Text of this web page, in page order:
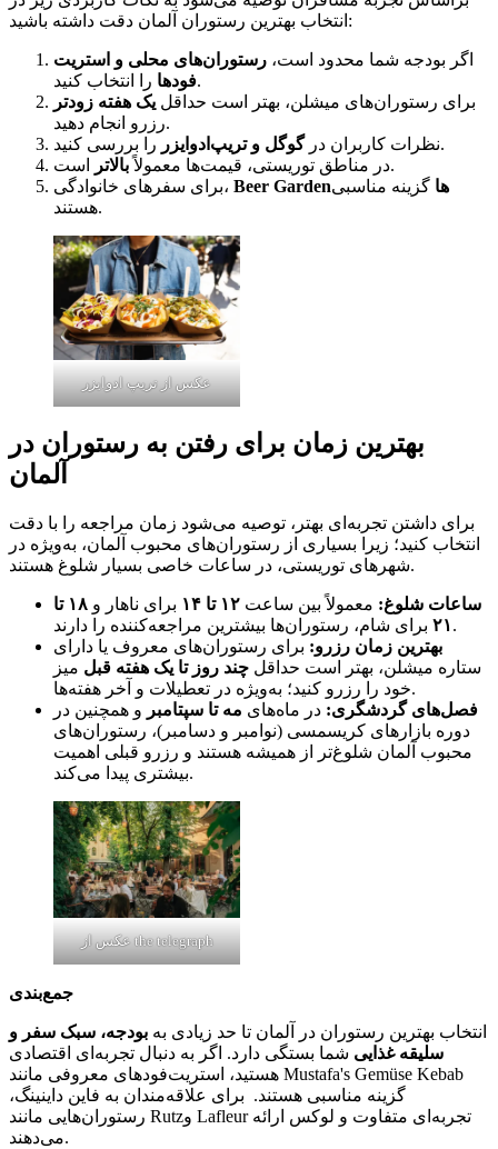
انتخاب بهترین رستوران آلمان دقت داشته باشید:
اگر بودجه شما محدود است، رستوران‌های محلی و استریت
فودهارا انتخاب کنید.
برای رستوران‌های میشلن، بهتر است حداقل یک هفته زودتر
رزرو انجام دهید.
نظرات کاربران درگوگل و تریپ‌ادوایزر
را بررسی کنید.
در مناطق توریستی، قیمت‌ها معمولاًبالاتر
است.
برای سفرهای خانوادگی،
Beer Gardenها گزینه مناسبی
هستند.
عکس از تریپ ادوایزر
بهترین زمان برای رفتن به رستوران در
آلمان
برای داشتن تجربه‌ای بهتر، توصیه می‌شود زمان مراجعه را با دقت
انتخاب کنید؛ زیرا بسیاری از رستوران‌های محبوب آلمان، به‌ویژه در
شهرهای توریستی، در ساعات خاصی بسیار شلوغ هستند.
ساعات شلوغ: معمولاً بین ساعت ۱۲ تا ۱۴ برای ناهار و ۱۸ تا
۲۱برای شام، رستوران‌ها بیشترین مراجعه‌کننده را دارند.
بهترین زمان رزرو: برای رستوران‌های معروف یا دارای
ستاره میشلن، بهتر است حداقل چند روز تا یک هفته قبل میز
خود را رزرو کنید؛ به‌ویژه در تعطیلات و آخر هفته‌ها.
فصل‌های گردشگری: در ماه‌های مه تا سپتامبر و همچنین در
دوره بازارهای کریسمسی (نوامبر و دسامبر)، رستوران‌های
محبوب آلمان شلوغ‌تر از همیشه هستند و رزرو قبلی اهمیت
بیشتری پیدا می‌کند.
عکس از the telegraph
جمع‌بندی
انتخاب بهترین رستوران در آلمان تا حد زیادی به بودجه، سبک سفر و
سلیقه غذایی شما بستگی دارد. اگر به دنبال تجربه‌ای اقتصادی
هستید، استریت‌فودهای معروفی مانند Mustafa's Gemüse Kebab
گزینه مناسبی هستند. برای علاقه‌مندان به فاین داینینگ،
رستوران‌هایی مانند Rutzو Lafleur تجربه‌ای متفاوت و لوکس ارائه
می‌دهند.